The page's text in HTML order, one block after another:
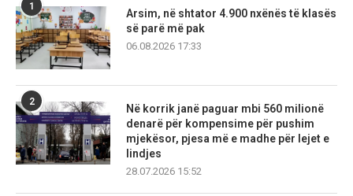
1
Arsim, në shtator 4.900 nxënës të klasës
së parë më pak
06.08.2026 17:33
2
Në korrik janë paguar mbi 560 milionë
denarë për kompensime për pushim
mjekësor, pjesa më e madhe për lejet e
lindjes
28.07.2026 15:52